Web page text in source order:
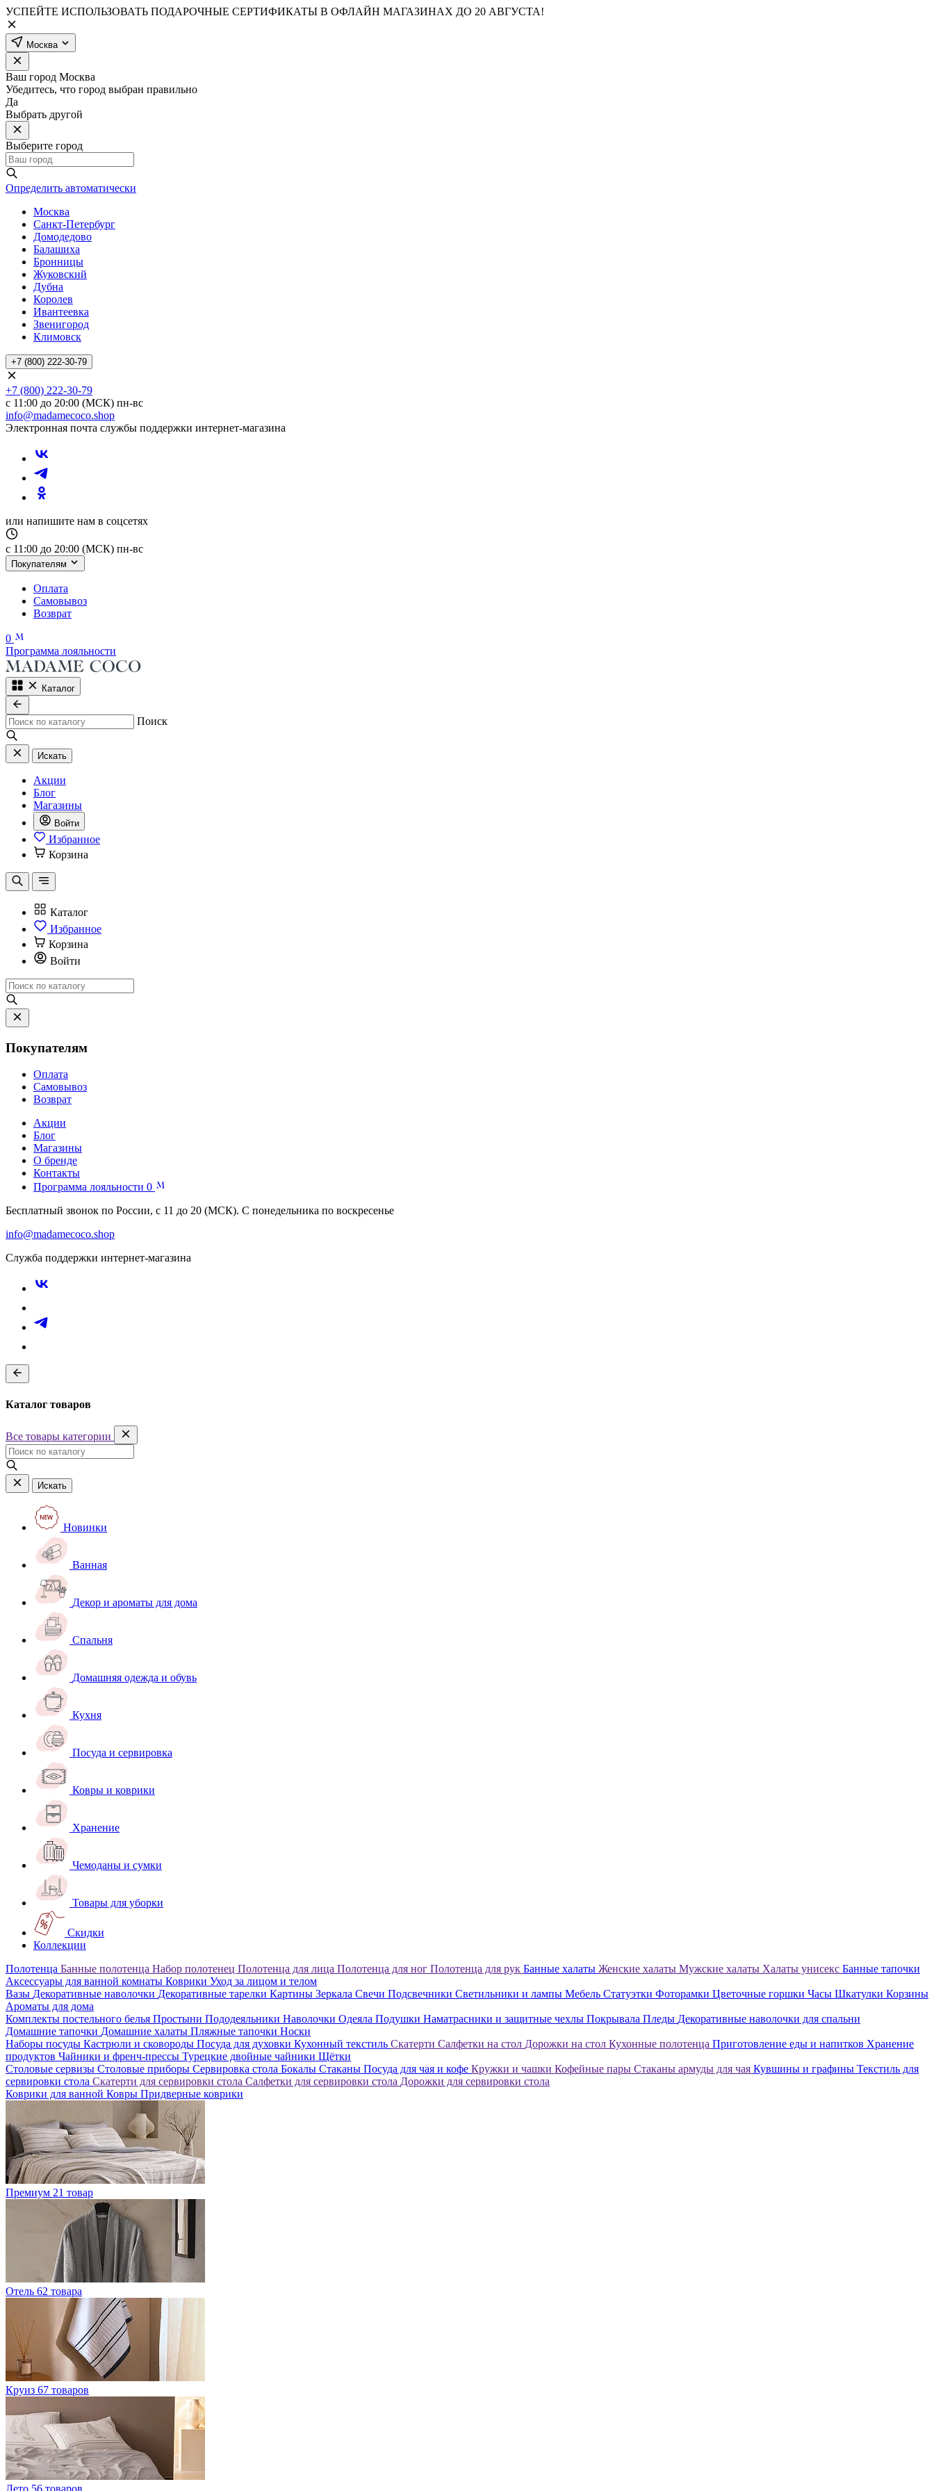
УСПЕЙТЕ ИСПОЛЬЗОВАТЬ ПОДАРОЧНЫЕ СЕРТИФИКАТЫ В ОФЛАЙН МАГАЗИНАХ ДО 20 АВГУСТА!
Москва
Ваш город Москва
Убедитесь, что город выбран правильно
Да
Выбрать другой
Выберите город
Определить автоматически
Москва
Санкт-Петербург
Домодедово
Балашиха
Бронницы
Жуковский
Дубна
Королев
Ивантеевка
Звенигород
Климовск
+7 (800) 222-30-79
+7 (800) 222-30-79
с 11:00 до 20:00 (МСК) пн-вс
info@madamecoco.shop
Электронная почта службы поддержки интернет-магазина
или напишите нам в соцсетях
с 11:00 до 20:00 (МСК) пн-вс
Покупателям
Оплата
Самовывоз
Возврат
0
Программа лояльности
Каталог
Поиск
Искать
Акции
Блог
Магазины
Войти
Избранное
Корзина
Каталог
Избранное
Корзина
Войти
Покупателям
Оплата
Самовывоз
Возврат
Акции
Блог
Магазины
О бренде
Контакты
Программа лояльности 0
Бесплатный звонок по России, с 11 до 20 (МСК). С понедельника по воскресенье
info@madamecoco.shop
Служба поддержки интернет-магазина
Каталог товаров
Все товары категории
Искать
Новинки
Ванная
Декор и ароматы для дома
Спальня
Домашняя одежда и обувь
Кухня
Посуда и сервировка
Ковры и коврики
Хранение
Чемоданы и сумки
Товары для уборки
Скидки
Коллекции
Полотенца Банные полотенца Набор полотенец Полотенца для лица Полотенца для ног Полотенца для рук Банные халаты Женские халаты Мужские халаты Халаты унисекс Банные тапочки
Аксессуары для ванной комнаты Коврики Уход за лицом и телом
Вазы Декоративные наволочки Декоративные тарелки Картины Зеркала Свечи Подсвечники Светильники и лампы Мебель Статуэтки Фоторамки Цветочные горшки Часы Шкатулки Корзины
Ароматы для дома
Комплекты постельного белья Простыни Пододеяльники Наволочки Одеяла Подушки Наматрасники и защитные чехлы Покрывала Пледы Декоративные наволочки для спальни
Домашние тапочки Домашние халаты Пляжные тапочки Носки
Наборы посуды Кастрюли и сковороды Посуда для духовки Кухонный текстиль Скатерти Салфетки на стол Дорожки на стол Кухонные полотенца Приготовление еды и напитков Хранение
продуктов Чайники и френч-прессы Турецкие двойные чайники Щётки
Столовые сервизы Столовые приборы Сервировка стола Бокалы Стаканы Посуда для чая и кофе Кружки и чашки Кофейные пары Стаканы армуды для чая Кувшины и графины Текстиль для
сервировки стола Скатерти для сервировки стола Салфетки для сервировки стола Дорожки для сервировки стола
Коврики для ванной Ковры Придверные коврики
Премиум 21 товар
Отель 62 товара
Круиз 67 товаров
Лето 56 товаров